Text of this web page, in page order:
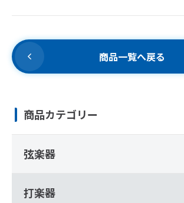
商品一覧へ戻る
商品カテゴリー
弦楽器
打楽器